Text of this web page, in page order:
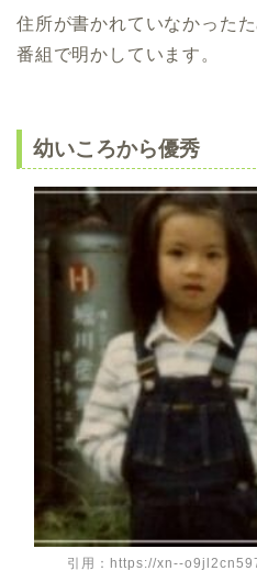
住所が書かれていなかった
番組で明かしています。
幼いころから優秀
引用：https://xn--